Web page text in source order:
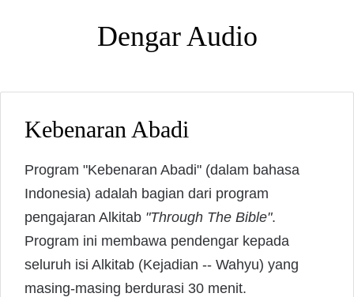
Dengar Audio
Kebenaran Abadi
Program "Kebenaran Abadi" (dalam bahasa
Indonesia) adalah bagian dari program
pengajaran Alkitab "Through The Bible".
Program ini membawa pendengar kepada
seluruh isi Alkitab (Kejadian -- Wahyu) yang
masing-masing berdurasi 30 menit.